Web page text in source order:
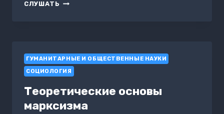
СЛУШАТЬ ГЕНДЕРНЫЕ
ГУМАНИТАРНЫЕ И ОБЩЕСТВЕННЫЕ НАУКИ
СОЦИОЛОГИЯ
Теоретические основы
марксизма